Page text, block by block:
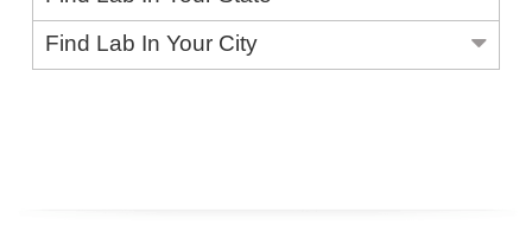
Find Lab In Your City